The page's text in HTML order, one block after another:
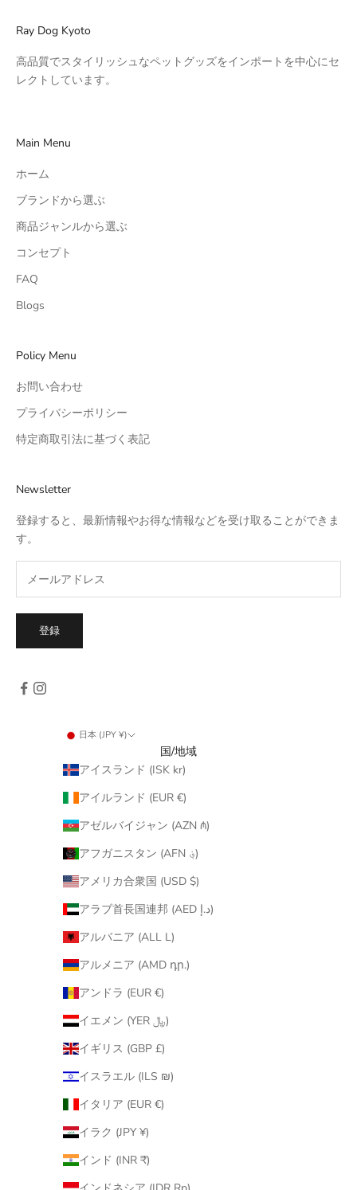
Ray Dog Kyoto
高品質でスタイリッシュなペットグッズをインポートを中心にセ
レクトしています。
Main Menu
ホーム
ブランドから選ぶ
商品ジャンルから選ぶ
コンセプト
FAQ
Blogs
Policy Menu
お問い合わせ
プライバシーポリシー
特定商取引法に基づく表記
Newsletter
登録すると、最新情報やお得な情報などを受け取ることができま
す。
登録
日本 (JPY ¥)
国/地域
アイスランド (ISK kr)
アイルランド (EUR €)
アゼルバイジャン (AZN ₼)
アフガニスタン (AFN ؋)
アメリカ合衆国 (USD $)
アラブ首長国連邦 (AED د.إ)
アルバニア (ALL L)
アルメニア (AMD դր.)
アンドラ (EUR €)
イエメン (YER ﷼)
イギリス (GBP £)
イスラエル (ILS ₪)
イタリア (EUR €)
イラク (JPY ¥)
インド (INR ₹)